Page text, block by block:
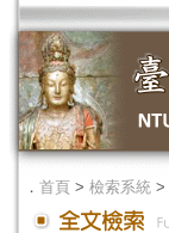
． 首頁 > 檢索系統 >